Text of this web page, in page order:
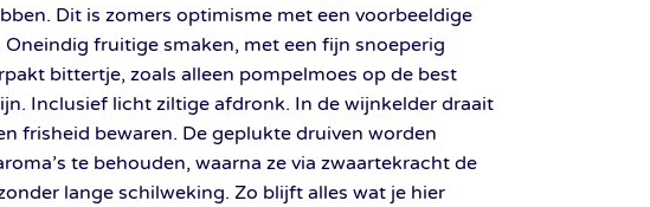
Dit is zomers optimisme met een voorbeeldige
Oneindig fruitige smaken, met een fijn snoeperig
bittertje, zoals alleen pompelmoes op de best
Inclusief licht ziltige afdronk. In de wijnkelder draait
frisheid bewaren. De geplukte druiven worden
te behouden, waarna ze via zwaartekracht de
lange schilweking. Zo blijft alles wat je hier